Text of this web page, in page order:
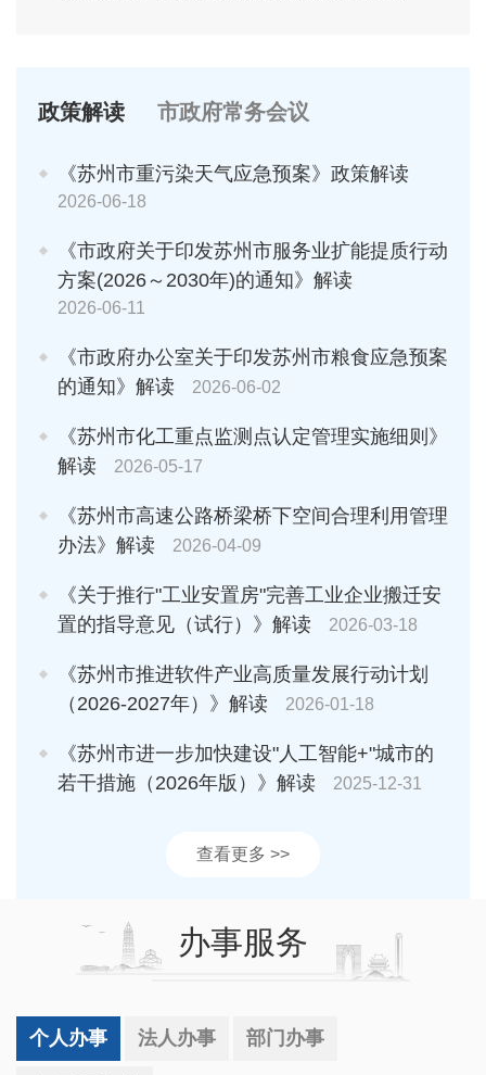
政策解读 市政府常务会议
《苏州市重污染天气应急预案》政策解读
2026-06-18
《市政府关于印发苏州市服务业扩能提质行动
方案(2026～2030年)的通知》解读
2026-06-11
《市政府办公室关于印发苏州市粮食应急预案
的通知》解读
2026-06-02
《苏州市化工重点监测点认定管理实施细则》
解读
2026-05-17
《苏州市高速公路桥梁桥下空间合理利用管理
办法》解读
2026-04-09
《关于推行"工业安置房"完善工业企业搬迁安
置的指导意见（试行）》解读
2026-03-18
《苏州市推进软件产业高质量发展行动计划
（2026-2027年）》解读
2026-01-18
《苏州市进一步加快建设"人工智能+"城市的
若干措施（2026年版）》解读
2025-12-31
查看更多 >>
办事服务
个人办事 法人办事 部门办事